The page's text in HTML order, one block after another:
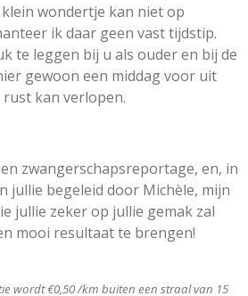
wondertje kan niet op
ik daar geen vast tijdstip.
te leggen bij u als ouder en bij de
gewoon een middag voor uit
kan verlopen.
zwangerschapsreportage, en, in
jullie begeleid door Michèle, mijn
jullie zeker op jullie gemak zal
mooi resultaat te brengen!
wordt €0,50 /km buiten een straal van 15